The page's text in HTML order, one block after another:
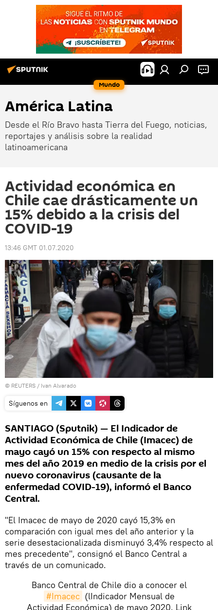
Mundo
América Latina
Desde el Río Bravo hasta Tierra del Fuego, noticias,
reportajes y análisis sobre la realidad
latinoamericana
Actividad económica en
Chile cae drásticamente un
15% debido a la crisis del
COVID-19
13:46 GMT 01.07.2020
© REUTERS / Ivan Alvarado
Síguenos en
SANTIAGO (Sputnik) — El Indicador de
Actividad Económica de Chile (Imacec) de
mayo cayó un 15% con respecto al mismo
mes del año 2019 en medio de la crisis por el
nuevo coronavirus (causante de la
enfermedad COVID-19), informó el Banco
Central.
"El Imacec de mayo de 2020 cayó 15,3% en
comparación con igual mes del año anterior y la
serie desestacionalizada disminuyó 3,4% respecto al
mes precedente", consignó el Banco Central a
través de un comunicado.
Banco Central de Chile dio a conocer el
#Imacec (lIndicador Mensual de
Actividad Económica) de mayo 2020. Link